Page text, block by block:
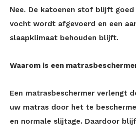
Nee. De katoenen stof blijft
vocht wordt afgevoerd en een
slaapklimaat behouden blijft.
Waarom is een
Een matrasbeschermer verlengt
uw matras door het te
en normale slijtage. Daardoor